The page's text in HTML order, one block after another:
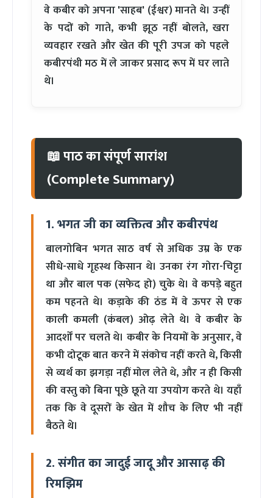
वे कबीर को अपना 'साहब' (ईश्वर) मानते थे। उन्हीं
के पदों को गाते, कभी झूठ नहीं बोलते, खरा
व्यवहार रखते और खेत की पूरी उपज को पहले
कबीरपंथी मठ में ले जाकर प्रसाद रूप में घर लाते
थे।
📖 पाठ का संपूर्ण सारांश
(Complete Summary)
1. भगत जी का व्यक्तित्व और कबीरपंथ
बालगोबिन भगत साठ वर्ष से अधिक उम्र के एक
सीधे-साधे गृहस्थ किसान थे। उनका रंग गोरा-चिट्टा
था और बाल पक (सफेद हो) चुके थे। वे कपड़े बहुत
कम पहनते थे। कड़ाके की ठंड में वे ऊपर से एक
काली कमली (कंबल) ओढ़ लेते थे। वे कबीर के
आदर्शों पर चलते थे। कबीर के नियमों के अनुसार, वे
कभी दोटूक बात करने में संकोच नहीं करते थे, किसी
से व्यर्थ का झगड़ा नहीं मोल लेते थे, और न ही किसी
की वस्तु को बिना पूछे छूते या उपयोग करते थे। यहाँ
तक कि वे दूसरों के खेत में शौच के लिए भी नहीं
बैठते थे।
2. संगीत का जादुई जादू और आसाढ़ की
रिमझिम